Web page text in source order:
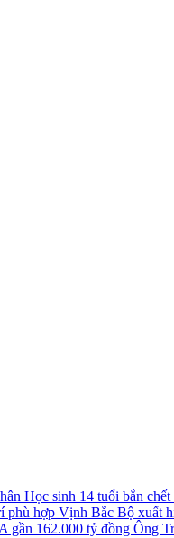
Học sinh 14 tuổi bắn
phù hợp Vịnh Bắc Bộ xuất
gần 162.000 tỷ đồng Ông